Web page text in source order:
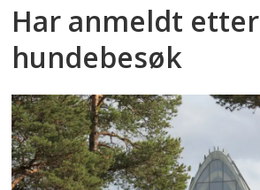
Har anmeldt etter
hundebesøk